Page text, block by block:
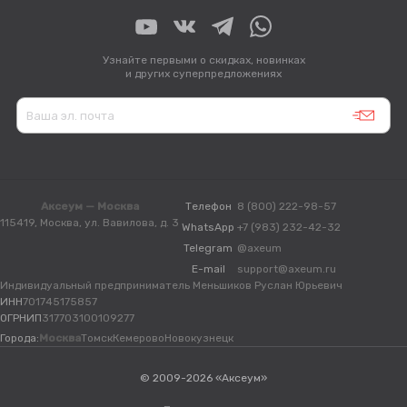
Узнайте первыми о скидках, новинках
и других суперпредложениях
Аксеум — Москва
115419, Москва, ул. Вавилова, д. 3
Телефон 8 (800) 222-98-57
WhatsApp +7 (983) 232-42-32
Telegram @axeum
E-mail
support@axeum.ru
Индивидуальный предприниматель Меньшиков Руслан Юрьевич
ИНН701745175857
ОГРНИП317703100109277
Города: МоскваТомскКемеровоНовокузнецк
© 2009-2026 «Аксеум»